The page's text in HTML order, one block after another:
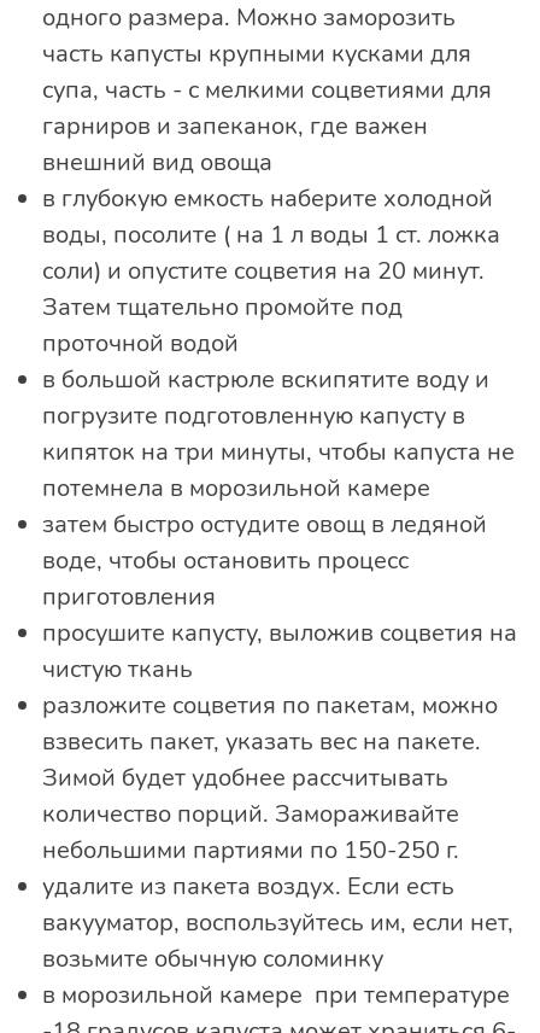
одного размера. Можно заморозить
часть капусты крупными кусками для
супа, часть - с мелкими соцветиями для
гарниров и запеканок, где важен
внешний вид овоща
в глубокую емкость наберите холодной
воды, посолите ( на 1 л воды 1 ст. ложка
соли) и опустите соцветия на 20 минут.
Затем тщательно промойте под
проточной водой
в большой кастрюле вскипятите воду и
погрузите подготовленную капусту в
кипяток на три минуты, чтобы капуста не
потемнела в морозильной камере
затем быстро остудите овощ в ледяной
воде, чтобы остановить процесс
приготовления
просушите капусту, выложив соцветия на
чистую ткань
разложите соцветия по пакетам, можно
взвесить пакет, указать вес на пакете.
Зимой будет удобнее рассчитывать
количество порций. Замораживайте
небольшими партиями по 150-250 г.
удалите из пакета воздух. Если есть
вакууматор, воспользуйтесь им, если нет,
возьмите обычную соломинку
в морозильной камере при температуре